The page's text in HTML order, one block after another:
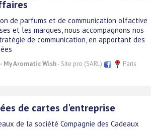
de parfums et de communication olfactive
et les marques, nous accompagnons nos
de communication, en apportant des
- My Aromatic Wish- Site pro (SARL)
Paris
de cartes d'entreprise
de la société Compagnie des Cadeaux